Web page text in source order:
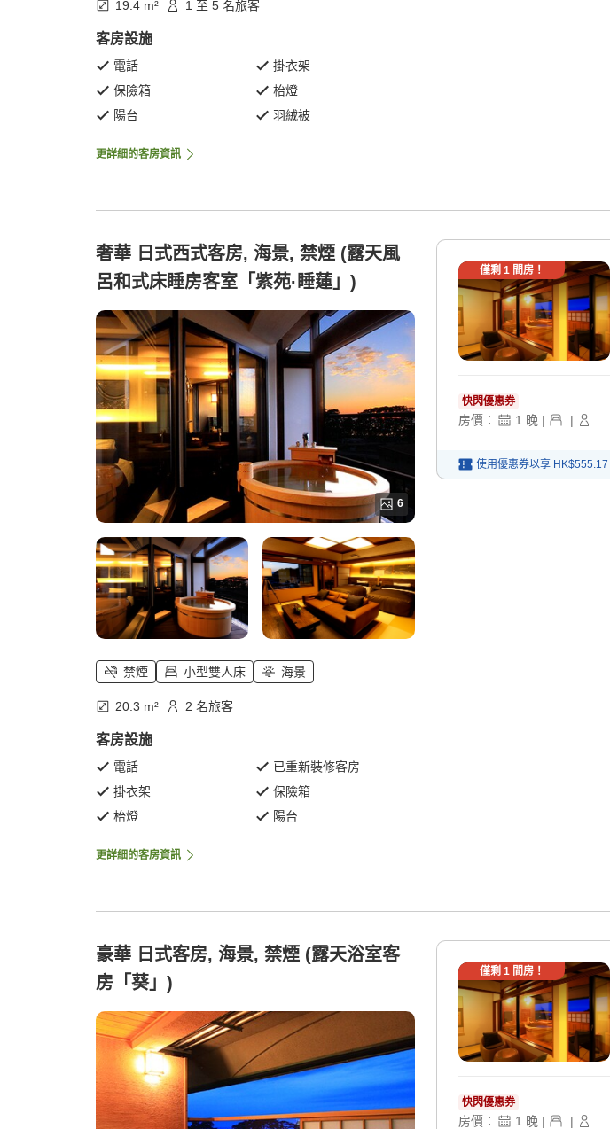
19.4 m² 1 至 5 名旅客
客房設施
電話
掛衣架
保險箱
枱燈
陽台
羽絨被
更詳細的客房資訊
奢華 日式西式客房, 海景, 禁煙 (露天風
呂和式床睡房客室「紫苑·睡蓮」)
6
禁煙 小型雙人床 海景
20.3 m² 2 名旅客
客房設施
電話
已重新裝修客房
掛衣架
保險箱
枱燈
陽台
更詳細的客房資訊
僅剩 1間房！
快閃優惠券
房價： 1 晚 | |
使用優惠券以享 HK$555.17
豪華 日式客房, 海景, 禁煙 (露天浴室客
房「葵」)
僅剩 1間房！
快閃優惠券
房價： 1 晚 | |